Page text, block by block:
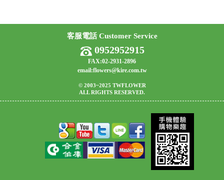
客服電話 Customer Service
0952952915
FAX:02-2931-2896
email:flowers@kire.com.tw
© 2003~2025 TWFLOWER
ALL RIGHTS RESERVED.